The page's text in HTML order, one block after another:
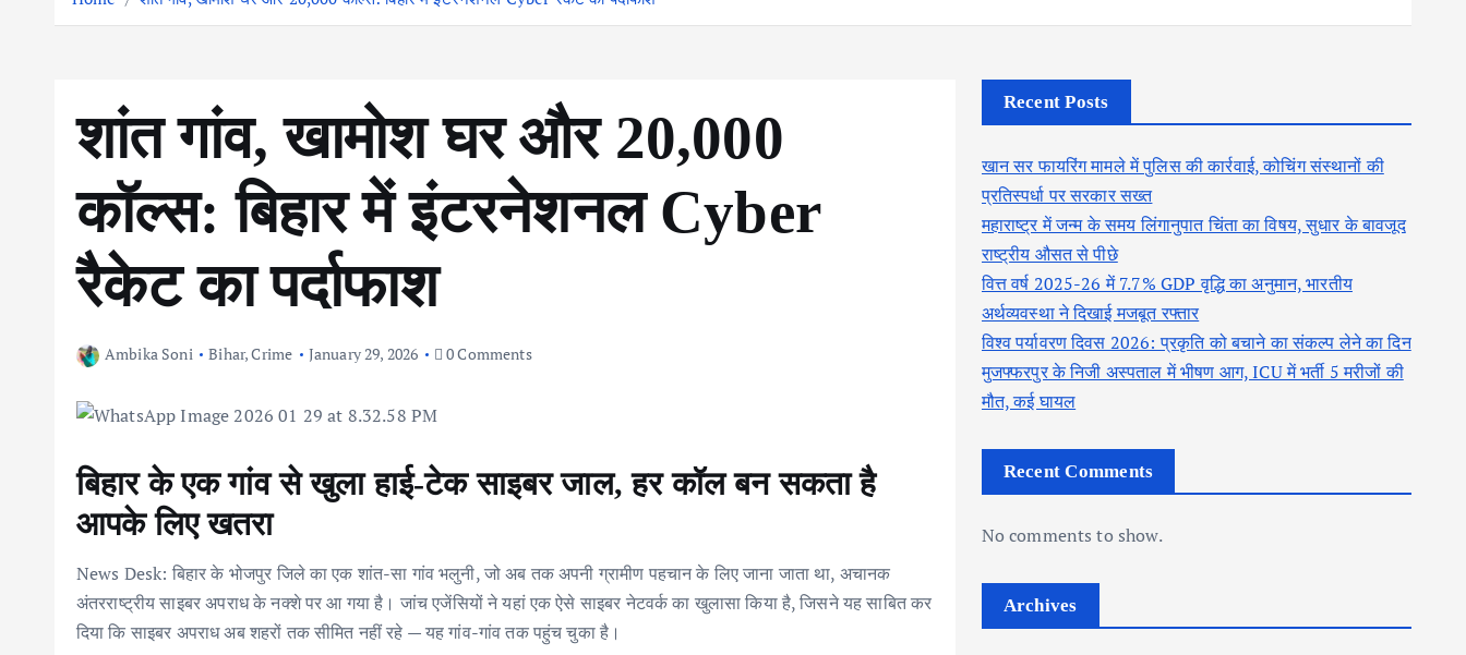
शांत गांव, खामोश घर और 20,000
कॉल्स: बिहार में इंटरनेशनल Cyber
रैकेट का पर्दाफाश
Ambika Soni Bihar,Crime January 29, 2026 0 Comments
बिहार के एक गांव से खुला हाई-टेक साइबर जाल, हर कॉल बन सकता है
आपके लिए खतरा
News Desk: बिहार के भोजपुर जिले का एक शांत-सा गांव भलुनी, जो अब तक अपनी ग्रामीण पहचान के लिए जाना जाता था, अचानक
अंतरराष्ट्रीय साइबर अपराध के नक्शे पर आ गया है। जांच एजेंसियों ने यहां एक ऐसे साइबर नेटवर्क का खुलासा किया है, जिसने यह साबित कर
दिया कि साइबर अपराध अब शहरों तक सीमित नहीं रहे — यह गांव-गांव तक पहुंच चुका है।
Recent Posts
खान सर फायरिंग मामले में पुलिस की कार्रवाई, कोचिंग संस्थानों की
प्रतिस्पर्धा पर सरकार सख्त
महाराष्ट्र में जन्म के समय लिंगानुपात चिंता का विषय, सुधार के बावजूद
राष्ट्रीय औसत से पीछे
वित्त वर्ष 2025-26 में 7.7% GDP वृद्धि का अनुमान, भारतीय
अर्थव्यवस्था ने दिखाई मजबूत रफ्तार
विश्व पर्यावरण दिवस 2026: प्रकृति को बचाने का संकल्प लेने का दिन
मुजफ्फरपुर के निजी अस्पताल में भीषण आग, ICU में भर्ती 5 मरीजों की
मौत, कई घायल
Recent Comments
No comments to show.
Archives